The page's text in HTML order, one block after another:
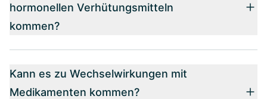
hormonellen Verhütungsmitteln
kommen?
Kann es zu Wechselwirkungen mit
Medikamenten kommen?